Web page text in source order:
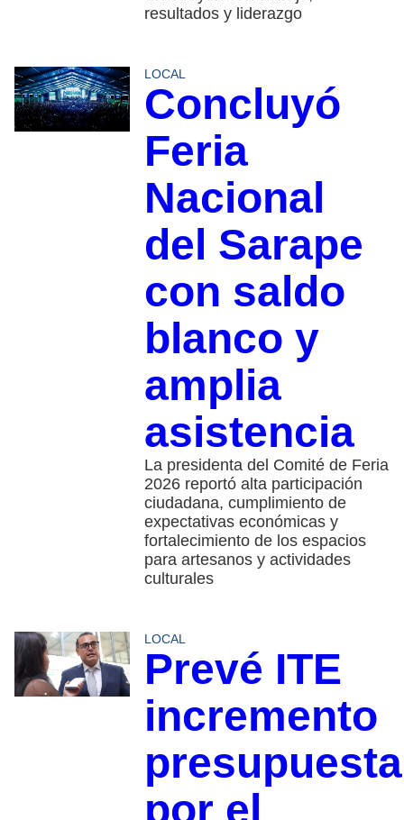
resultados y liderazgo
LOCAL
Concluyó
Feria
Nacional
del Sarape
con saldo
blanco y
amplia
asistencia
La presidenta del Comité de Feria
2026 reportó alta participación
ciudadana, cumplimiento de
expectativas económicas y
fortalecimiento de los espacios
para artesanos y actividades
culturales
LOCAL
Prevé ITE
incremento
por el